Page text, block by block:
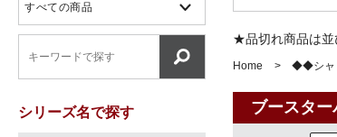
シリーズ名で探す
★品切れ商品は並
Home ◆◆シャ
ブースター